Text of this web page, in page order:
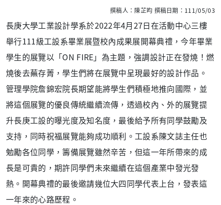
撰稿人：陳芷昀 撰稿日期：111/05/03
長庚大學工業設計學系於2022年4月27日在活動中心三樓
舉行111級工設系畢業展暨校內成果展開幕典禮，今年畢業
學生的展覽以「ON FIRE」為主題，強調設計正在發燒！燃
燒後去蕪存菁，學生們將在展覽中呈現最好的設計作品。
管理學院詹錦宏院長期望能將學生們積極地推向國際，並
將這個展覽的優良傳統繼續流傳，透過校內、外的展覽提
升長庚工設的曝光度及知名度，最後給予所有同學鼓勵及
支持，同時祝福展覽能夠成功順利。工設系陳文誌主任也
勉勵各位同學，籌備展覽雖然辛苦，但這一年所帶來的成
長是可貴的，期許同學們未來繼續在這個產業中發光發
熱。開幕典禮的最後邀請幾位大四同學代表上台，發表這
一年來的心路歷程。